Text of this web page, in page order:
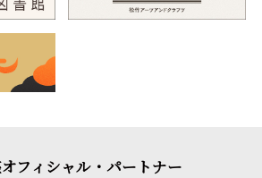
フィシャル・パートナー